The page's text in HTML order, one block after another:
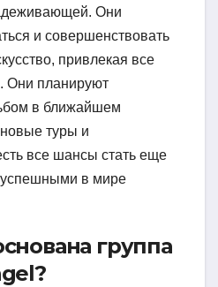
Они
и совершенствовать
привлекая все
Они планируют
в ближайшем
туры и
все шансы стать еще
в мире
группа